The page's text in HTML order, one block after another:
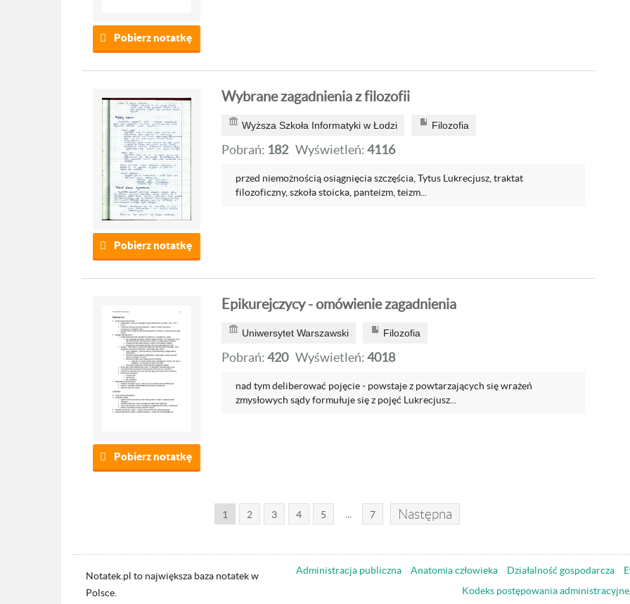
Pobierz notatkę
Pobierz notatkę
Wybrane zagadnienia z filozofii
Wyższa Szkoła Informatyki w Łodzi Filozofia
Pobrań: 182 Wyświetleń:4116
przed niemożnością osiągnięcia szczęścia, Tytus Lukrecjusz, traktat
filozoficzny, szkoła stoicka, panteizm, teizm...
Pobierz notatkę
Epikurejczycy - omówienie zagadnienia
Uniwersytet Warszawski Filozofia
Pobrań:420 Wyświetleń:4018
nad tym deliberować pojęcie - powstaje z powtarzających się wrażeń
zmysłowych sądy formułuje się z pojęć Lukrecjusz...
1 2 3 4 5 7 Następna
Notatek.pl to największa baza notatek w
Polsce.
Administracja publiczna Anatomia człowieka Działalność gospodarcza
Kodeks postępowania